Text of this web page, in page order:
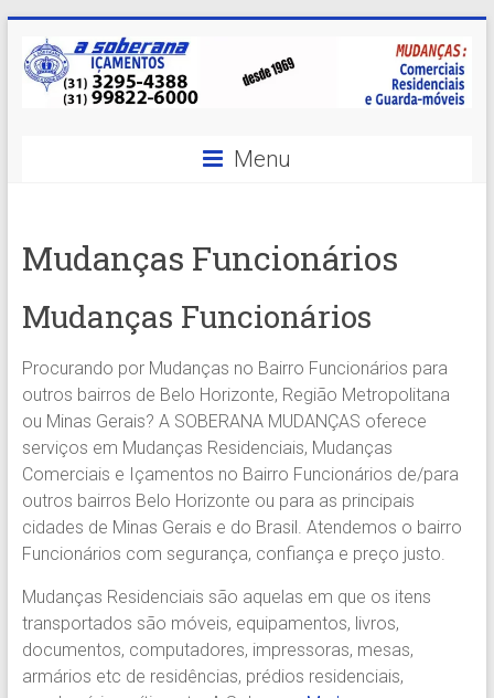
content
A
MELHOR
em
Içamentos
em
BH
e
Região.
Segurança,
Agilidade
Confiança.
31.2510-
Menu
Mudanças Funcionários
Mudanças Funcionários
Procurando por Mudanças no Bairro Funcionários para
outros bairros de Belo Horizonte, Região Metropolitana
ou Minas Gerais? A SOBERANA MUDANÇAS oferece
serviços em Mudanças Residenciais, Mudanças
Comerciais e Içamentos no Bairro Funcionários de/para
outros bairros Belo Horizonte ou para as principais
cidades de Minas Gerais e do Brasil. Atendemos o bairro
Funcionários com segurança, confiança e preço justo.
Mudanças Residenciais são aquelas em que os itens
transportados são móveis, equipamentos, livros,
documentos, computadores, impressoras, mesas,
armários etc de residências, prédios residenciais,